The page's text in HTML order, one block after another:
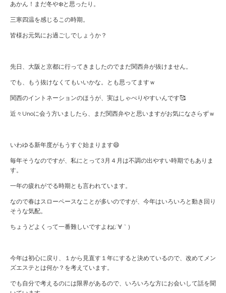
あかん！まだ冬や❄️と思ったり。
三寒四温を感じるこの時期。
皆様お元気にお過ごしでしょうか？
先日、大阪と京都に行ってきましたのでまだ関西弁が抜けません。
でも、もう抜けなくてもいいかな。とも思ってますｗ
関西のイントネーションのほうが、実はしゃべりやすいんです🥰
近々Unoに会う方いましたら、まだ関西弁やと思いますがお気になさらずｗ
いわゆる新年度がもうすぐ始まります😄
毎年そうなのですが、私にとって3月４月は不調の出やすい時期でもありま
す。
一年の疲れがでる時期とも言われています。
なので春はスローペースなことが多いのですが、今年はいろいろと動き回り
そうな気配。
ちょうどよくって一番難しいですよね(;´∀｀)
今年は初心に戻り、１から見直す１年にすると決めているので、改めてメン
ズエステとは何か？を考えています。
でも自分で考えるのには限界があるので、いろいろな方にお会いして話を聞